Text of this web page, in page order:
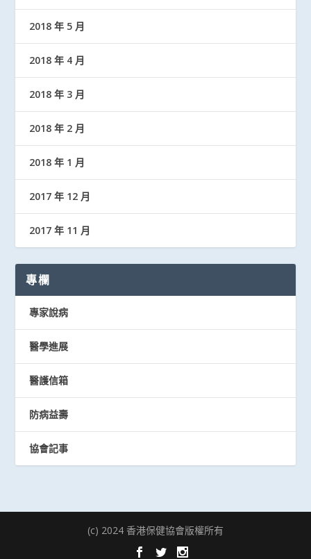
2018 年 5 月
2018 年 4 月
2018 年 3 月
2018 年 2 月
2018 年 1 月
2017 年 12 月
2017 年 11 月
專欄
專家說病
醫學進展
醫護信箱
防病益壽
協會記事
(c) 2024 香港保健協會版權所有